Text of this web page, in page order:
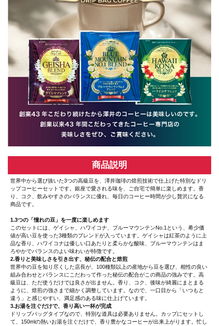
商品説明
世界中から選び抜いた3つの高級豆を、澤井珈琲の焙煎技術で仕上げた特別なドリ
ップコーヒーセットです。銀座で愛される味を、ご自宅で簡単に楽しめます。香
り、コク、飲みやすさのバランスに優れ、毎日のコーヒー時間が少し贅沢になる
商品です。
1.3つの「憧れの豆」を一度に楽しめます
このセットには、ゲイシャ、ハワイコナ、ブルーマウンテンNo.1という、希少価
値が高い豆を使った3種類のブレンドが入っています。ゲイシャは紅茶のように上
品な香り、ハワイコナは優しい口あたりと柔らかな酸味、ブルーマウンテンはま
ろやかでバランスのよい味わいが特徴です。
2.香りと美味しさを引き出す、秘伝の配合と焙煎
世界中の豆を知り尽くした店長が、100種類以上の産地から豆を選び、相性の良い
組み合わせとバランスにこだわって作った秘伝の配合がこの商品の強みです。高
級豆は、ただ使うだけでは良さが出ません。香り、コク、後味が綺麗にまとまる
ように、焙煎の強さまで細かく調整しています。なので、一口目から「いつもと
違う」と感じやすい、満足感のある味に仕上げています。
3.お湯を注ぐだけで、香り高い一杯が完成
ドリップバッグタイプなので、特別な道具は必要ありません。カップにセットし
て、150mlの熱いお湯を注ぐだけで、香り豊かなコーヒーが出来上がります。忙し